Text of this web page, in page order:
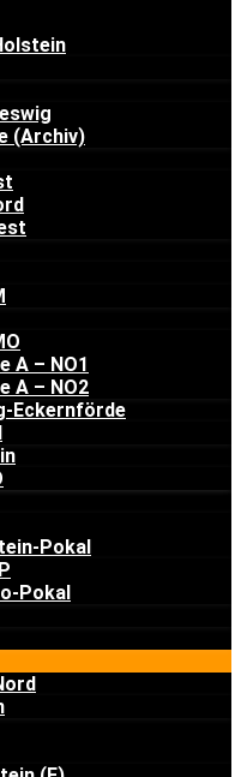
(Archiv)
A – NO1
A – NO2
Eckernförde
Pokal
Pokal